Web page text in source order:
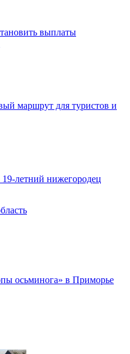
выплаты
маршрут для туристов и
летний нижегородец
осьминога» в Приморье